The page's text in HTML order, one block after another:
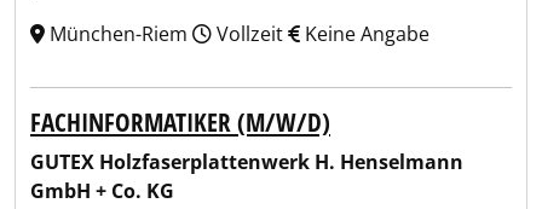
München-Riem
Vollzeit Keine Angabe
FACHINFORMATIKER (M/W/D)
GUTEX Holzfaserplattenwerk H. Henselmann
GmbH + Co. KG